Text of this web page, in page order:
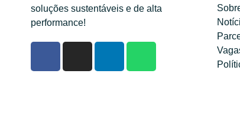
soluções sustentáveis e de alta
performance!